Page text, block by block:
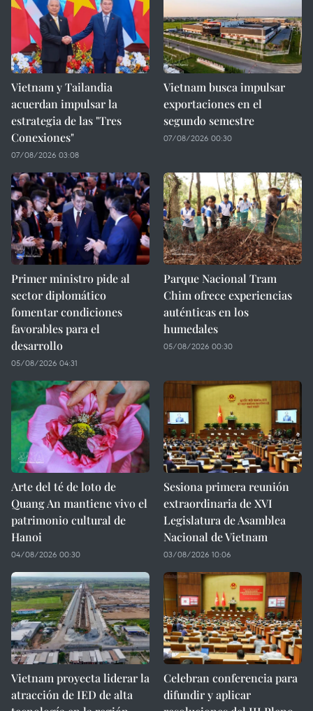
Vietnam y Tailandia
acuerdan impulsar la
estrategia de las "Tres
Conexiones"
07/08/2026 03:08
Vietnam busca impulsar
exportaciones en el
segundo semestre
07/08/2026 00:30
Primer ministro pide al
sector diplomático
fomentar condiciones
favorables para el
desarrollo
05/08/2026 04:31
Parque Nacional Tram
Chim ofrece experiencias
auténticas en los
humedales
05/08/2026 00:30
Arte del té de loto de
Quang An mantiene vivo el
patrimonio cultural de
Hanoi
04/08/2026 00:30
Sesiona primera reunión
extraordinaria de XVI
Legislatura de Asamblea
Nacional de Vietnam
03/08/2026 10:06
Vietnam proyecta liderar la
atracción de IED de alta
Celebran conferencia para
difundir y aplicar